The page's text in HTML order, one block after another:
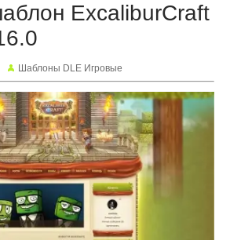
ExcaliburCraft
Шаблоны DLE Игровые